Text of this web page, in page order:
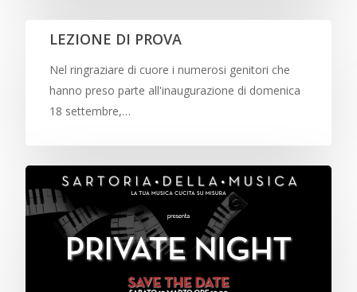
LEZIONE DI PROVA
Nel ringraziare di cuore i numerosi genitori che
hanno preso parte all'inaugurazione di domenica
18 settembre,…